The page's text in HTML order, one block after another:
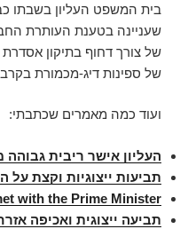
בית המשפט העליון בשבתו
שעניינה בטענת העותרת
של צורך דחוף בתיקון אסדרת
של ספינות דיג-מכמורת
ועוד כמה מאמרים שכתבתי:
העליון אישר ריבית גבוהה
תביעות ייצוגיות וקצת על
with the Prime Minister…
תביעה ייצוגית ואכיפה